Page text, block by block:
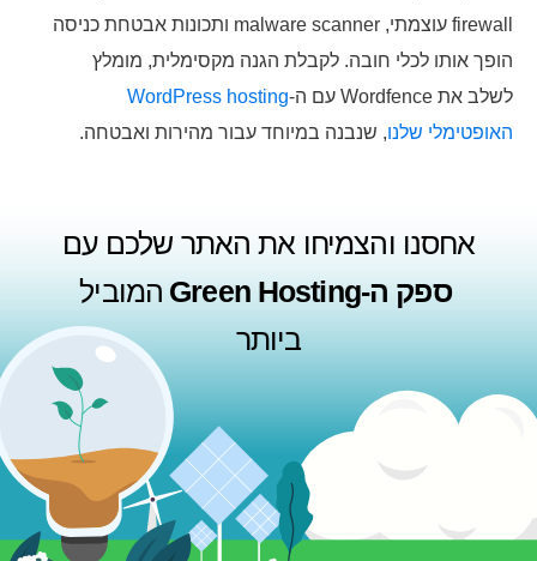
firewall עוצמתי, malware scanner ותכונות אבטחת כניסה
הופך אותו לכלי חובה. לקבלת הגנה מקסימלית, מומלץ
לשלב את Wordfence עם ה-
WordPress hosting
האופטימלי שלנו, שנבנה במיוחד עבור מהירות ואבטחה.
אחסנו והצמיחו את האתר שלכם עם
ספק ה-Green Hosting
המוביל
ביותר